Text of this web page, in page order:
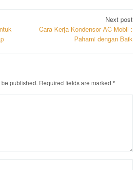
Next post
Cara Kerja Kondensor AC Mobil :
Pahami dengan Baik
published. Required fields are marked *